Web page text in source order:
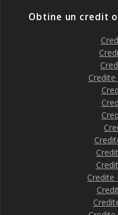
Obtine un credit
Credite